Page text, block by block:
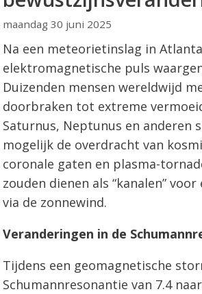
maandag 30 juni 2025
Na een meteorietinslag in
elektromagnetische puls
Duizenden mensen wereldwijd
doorbraken tot extreme
Saturnus, Neptunus en anderen
mogelijk de overdracht van
coronale gaten en plasma-
zouden dienen als “kanalen”
via de zonnewind.
Veranderingen in de
Tijdens een geomagnetische
Schumannresonantie van 7.4